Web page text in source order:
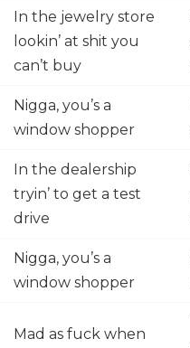
In the jewelry store
lookin’ at shit you
can’t buy
Nigga, you’s a
window shopper
In the dealership
tryin’ to get a test
drive
Nigga, you’s a
window shopper
Mad as fuck when